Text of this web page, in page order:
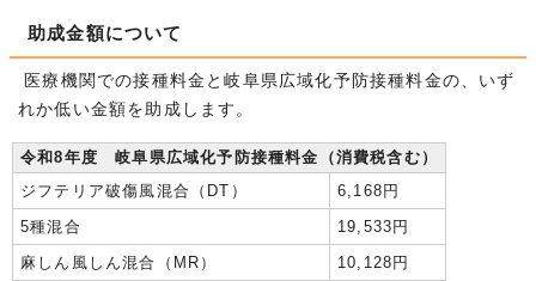
助成金額について
医療機関での接種料金と岐阜県広域化予防接種料金の、いず
れか低い金額を助成します。
令和8年度 岐阜県広域化予防接種料金（消費税含む）
ジフテリア破傷風混合（DT）
6,168円
5種混合
19,533円
麻しん風しん混合（MR）
10,128円